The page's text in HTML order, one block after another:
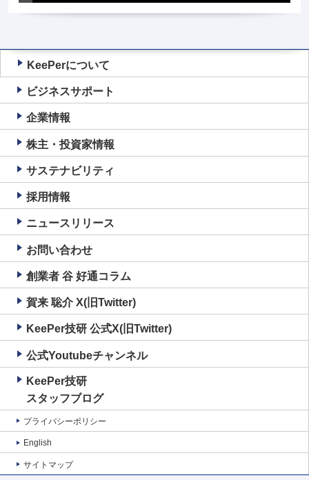
KeePerについて
ビジネスサポート
企業情報
株主・投資家情報
サステナビリティ
採用情報
ニュースリリース
お問い合わせ
創業者 谷 好通コラム
賀来 聡介 X(旧Twitter)
KeePer技研 公式X(旧Twitter)
公式Youtubeチャンネル
KeePer技研
スタッフブログ
プライバシーポリシー
English
サイトマップ